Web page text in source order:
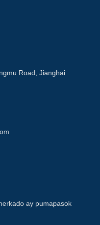
Road, Jianghai
ay pumapasok